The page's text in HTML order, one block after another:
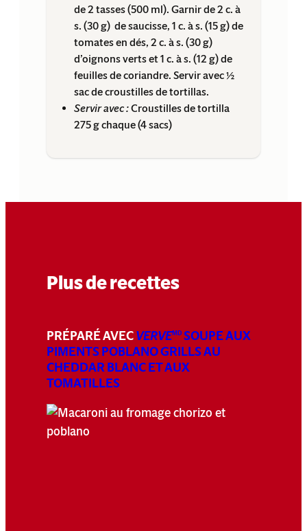
de 2 tasses (500 ml). Garnir de 2 c. à
s. (30 g) de saucisse, 1 c. à s. (15 g) de
tomates en dés, 2 c. à s. (30 g)
d’oignons verts et 1 c. à s. (12 g) de
feuilles de coriandre. Servir avec ½
sac de croustilles de tortillas.
Servir avec :Croustilles de tortilla
275 gchaque(4 sacs)
Plus de recettes
PRÉPARÉ AVECVERVEMD SOUPE AUX
PIMENTS POBLANO GRILLS AU
CHEDDAR BLANC ET AUX
TOMATILLES